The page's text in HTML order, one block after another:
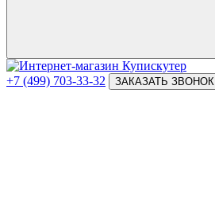
+7 (499) 703-33-32 ЗАКАЗАТЬ ЗВОНОК